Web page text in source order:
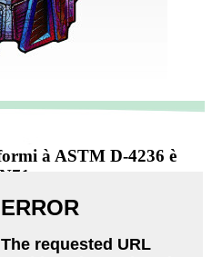
à ASTM D-4236 è
induve ci sò dilettanti di
!